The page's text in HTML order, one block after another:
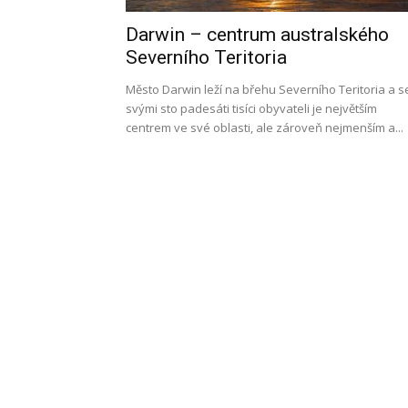
Darwin – centrum australského
Severního Teritoria
Město Darwin leží na břehu Severního Teritoria a
svými sto padesáti tisíci obyvateli je největším
centrem ve své oblasti, ale zároveň nejmenším a...